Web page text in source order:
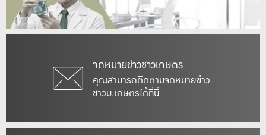
จดหมายข่าวชาวเกษตร
คุณสามารถติดตามจดหมายข่าว
ชาวม.เกษตรได้ที่นี่